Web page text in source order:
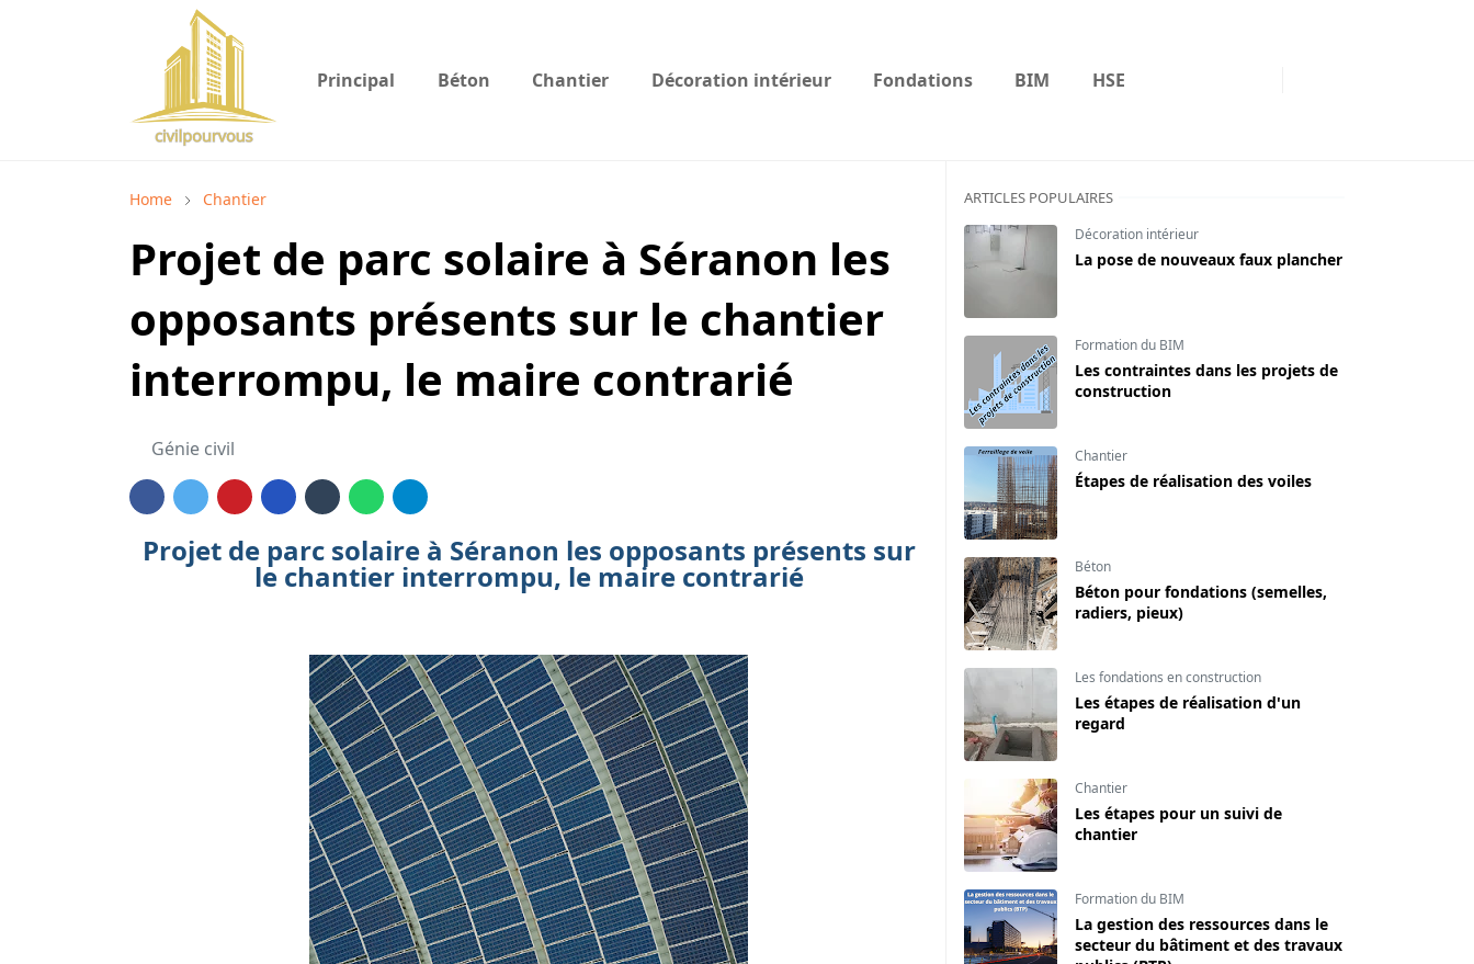
Principal Béton Chantier Décoration intérieur Fondations BIM HSE
Home Chantier
Projet de parc solaire à Séranon les
opposants présents sur le chantier
interrompu, le maire contrarié
Génie civil
Projet de parc solaire à Séranon les opposants présents sur
le chantier interrompu, le maire contrarié
ARTICLES POPULAIRES
Décoration intérieur
La pose de nouveaux faux plancher
Formation du BIM
Les contraintes dans les projets de
construction
Chantier
Étapes de réalisation des voiles
Béton
Béton pour fondations (semelles,
radiers, pieux)
Les fondations en construction
Les étapes de réalisation d'un
regard
Chantier
Les étapes pour un suivi de
chantier
Formation du BIM
La gestion des ressources dans le
secteur du bâtiment et des travaux